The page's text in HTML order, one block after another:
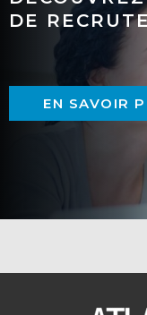
DE
EN SAVOIR